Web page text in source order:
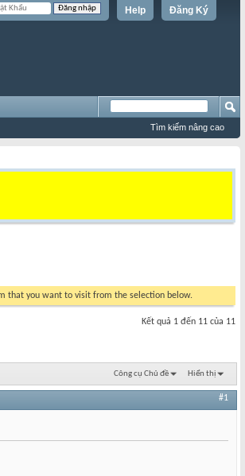
Đăng Ký
Help
Tìm kiếm nâng cao
that you want to visit from the selection below.
Kết quả 1 đến 11 của 11
Công cụ Chủ đề Hiển thị
#1